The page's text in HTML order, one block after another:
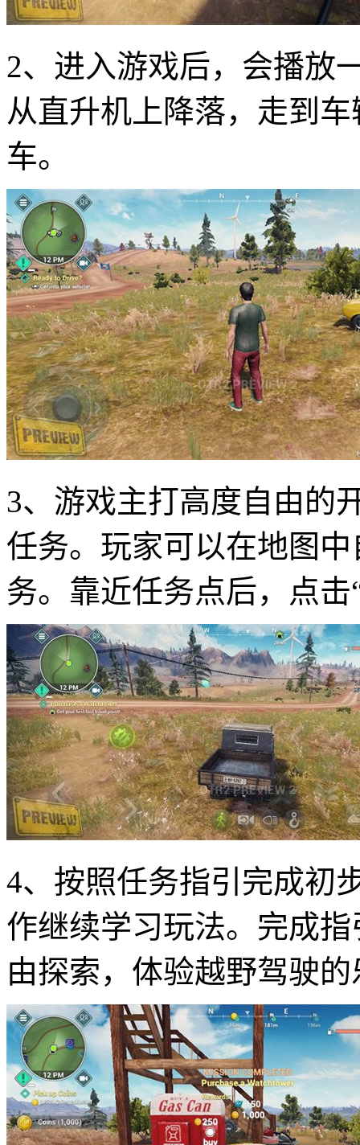
2、进入游戏后，会播放
从直升机上降落，走到
车。
3、游戏主打高度自由的
任务。玩家可以在地图
务。靠近任务点后，点击
4、按照任务指引完成初
作继续学习玩法。完成
由探索，体验越野驾驶